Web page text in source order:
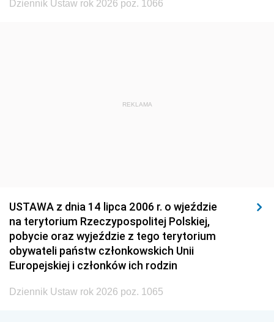
Dziennik Ustaw rok 2026 poz. 1066
REKLAMA
USTAWA z dnia 14 lipca 2006 r. o wjeździe
na terytorium Rzeczypospolitej Polskiej,
pobycie oraz wyjeździe z tego terytorium
obywateli państw członkowskich Unii
Europejskiej i członków ich rodzin
Dziennik Ustaw rok 2026 poz. 1065